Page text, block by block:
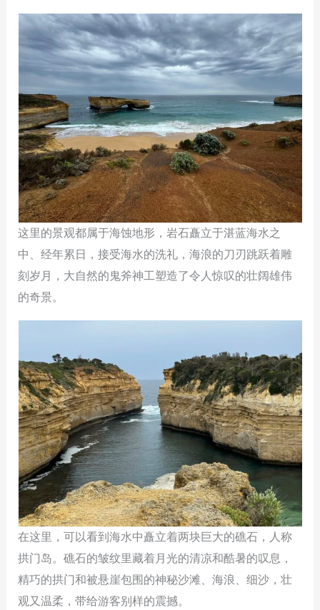
这里的景观都属于海蚀地形，岩石矗立于湛蓝海水之
中、经年累日，接受海水的洗礼，海浪的刀刃跳跃着雕
刻岁月，大自然的鬼斧神工塑造了令人惊叹的壮阔雄伟
的奇景。
在这里，可以看到海水中矗立着两块巨大的礁石，人称
拱门岛。礁石的皱纹里藏着月光的清凉和酷暑的叹息，
精巧的拱门和被悬崖包围的神秘沙滩、海浪、细沙，壮
观又温柔，带给游客别样的震撼。